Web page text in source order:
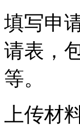
填写申
请表，
等。
上传材